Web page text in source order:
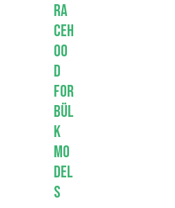
Ra
ceh
oo
d
for
Bül
k
Mo
del
s